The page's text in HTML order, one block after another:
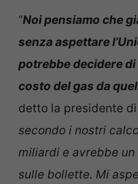
“Noi pensiamo che
senza aspettare
potrebbe decidere
costo del gas da
detto la presidente di
secondo i nostri
miliardi e avrebbe
sulle bollette. Mi